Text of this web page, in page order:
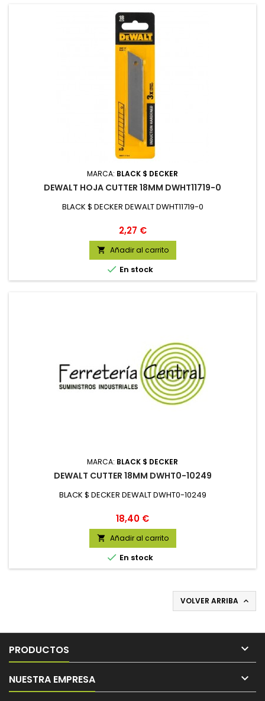
MARCA: BLACK $ DECKER
DEWALT HOJA CUTTER 18MM DWHT11719-0
BLACK $ DECKER DEWALT DWHT11719-0
Precio
2,27 €
 Añadir al carrito
 En stock
MARCA: BLACK $ DECKER
DEWALT CUTTER 18MM DWHT0-10249
BLACK $ DECKER DEWALT DWHT0-10249
Precio
18,40 €
 Añadir al carrito
 En stock
VOLVER ARRIBA 
PRODUCTOS 
NUESTRA EMPRESA 